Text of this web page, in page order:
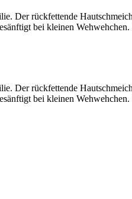
Der rückfettende
bei kleinen
Der rückfettende
bei kleinen